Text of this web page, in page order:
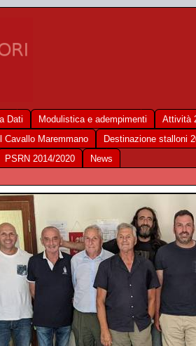
Dati Modulistica e adempimenti Attività
Cavallo Maremmano Destinazione stalloni
PSRN 2014/2020 News